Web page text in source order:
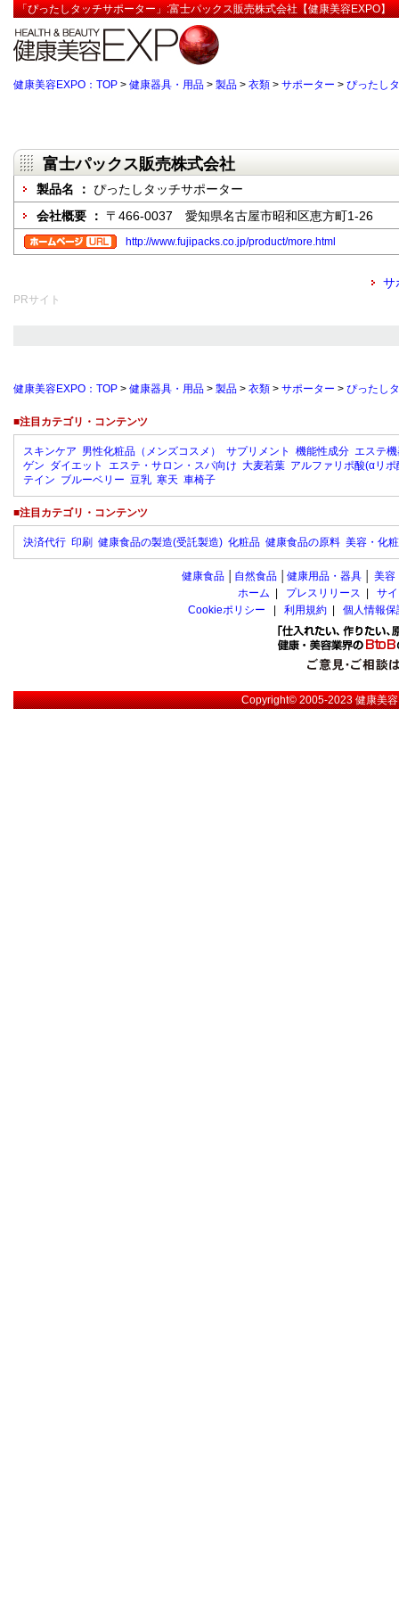
「ぴったしタッチサポーター」:富士パックス販売株式会社【健康美容EXPO】
健康美容EXPO：TOP > 健康器具・用品 > 製品 > 衣類 > サポーター > ぴったし
富士パックス販売株式会社
製品名 ： ぴったしタッチサポーター
会社概要 ： 〒466-0037 愛知県名古屋市昭和区恵方町1‐26
http://www.fujipacks.co.jp/product/more.html
サ
PRサイト
健康美容EXPO：TOP > 健康器具・用品 > 製品 > 衣類 > サポーター > ぴったし
■注目カテゴリ・コンテンツ
スキンケア 男性化粧品（メンズコスメ） サプリメント 機能性成分 エステ
ゲン ダイエット エステ・サロン・スパ向け 大麦若葉 アルファリポ酸(αリポ
テイン ブルーベリー 豆乳 寒天 車椅子
■注目カテゴリ・コンテンツ
決済代行 印刷 健康食品の製造(受託製造) 化粧品 健康食品の原料 美容・化
健康食品 自然食品 健康用品・器具 美容
ホーム
プレスリリース
サ
Cookieポリシー
利用規約 個人情報
Copyright© 2005-2023健康美